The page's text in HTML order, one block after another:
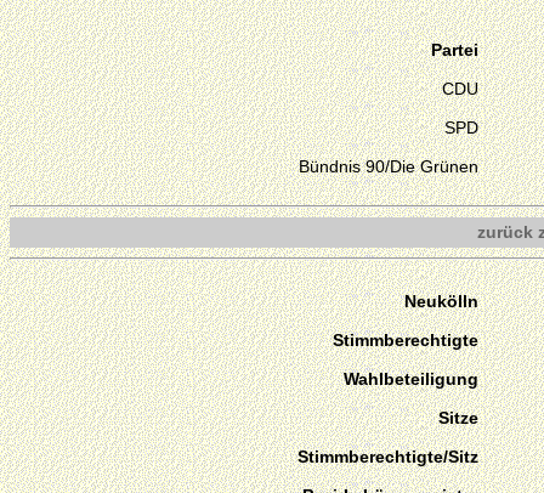
Partei
CDU
SPD
Bündnis 90/Die Grünen
zurück
Neukölln
Stimmberechtigte
Wahlbeteiligung
Sitze
Stimmberechtigte/Sitz